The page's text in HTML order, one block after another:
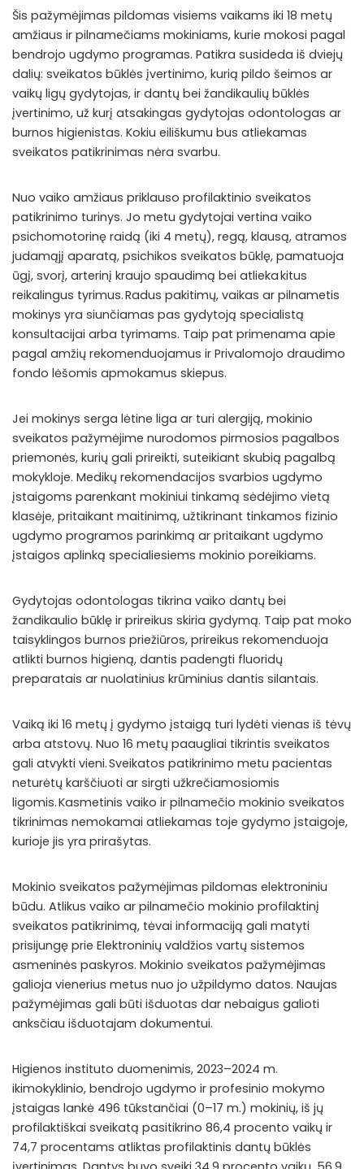
Šis pažymėjimas pildomas visiems vaikams iki 18 metų
amžiaus ir pilnamečiams mokiniams, kurie mokosi pagal
bendrojo ugdymo programas. Patikra susideda iš dviejų
dalių: sveikatos būklės įvertinimo, kurią pildo šeimos ar
vaikų ligų gydytojas, ir dantų bei žandikaulių būklės
įvertinimo, už kurį atsakingas gydytojas odontologas ar
burnos higienistas. Kokiu eiliškumu bus atliekamas
sveikatos patikrinimas nėra svarbu.
Nuo vaiko amžiaus priklauso profilaktinio sveikatos
patikrinimo turinys. Jo metu gydytojai vertina vaiko
psichomotorinę raidą (iki 4 metų), regą, klausą, atramos
judamąjį aparatą, psichikos sveikatos būklę, pamatuoja
ūgį, svorį, arterinį kraujo spaudimą bei atlieka kitus
reikalingus tyrimus. Radus pakitimų, vaikas ar pilnametis
mokinys yra siunčiamas pas gydytoją specialistą
konsultacijai arba tyrimams. Taip pat primenama apie
pagal amžių rekomenduojamus ir Privalomojo draudimo
fondo lėšomis apmokamus skiepus.
Jei mokinys serga lėtine liga ar turi alergiją, mokinio
sveikatos pažymėjime nurodomos pirmosios pagalbos
priemonės, kurių gali prireikti, suteikiant skubią pagalbą
mokykloje. Medikų rekomendacijos svarbios ugdymo
įstaigoms parenkant mokiniui tinkamą sėdėjimo vietą
klasėje, pritaikant maitinimą, užtikrinant tinkamos fizinio
ugdymo programos parinkimą ar pritaikant ugdymo
įstaigos aplinką specialiesiems mokinio poreikiams.
Gydytojas odontologas tikrina vaiko dantų bei
žandikaulio būklę ir prireikus skiria gydymą. Taip pat moko
taisyklingos burnos priežiūros, prireikus rekomenduoja
atlikti burnos higieną, dantis padengti fluoridų
preparatais ar nuolatinius krūminius dantis silantais.
Vaiką iki 16 metų į gydymo įstaigą turi lydėti vienas iš tėvų
arba atstovų. Nuo 16 metų paaugliai tikrintis sveikatos
gali atvykti vieni. Sveikatos patikrinimo metu pacientas
neturėtų karščiuoti ar sirgti užkrečiamosiomis
ligomis. Kasmetinis vaiko ir pilnamečio mokinio sveikatos
tikrinimas nemokamai atliekamas toje gydymo įstaigoje,
kurioje jis yra prirašytas.
Mokinio sveikatos pažymėjimas pildomas elektroniniu
būdu. Atlikus vaiko ar pilnamečio mokinio profilaktinį
sveikatos patikrinimą, tėvai informaciją gali matyti
prisijungę prie Elektroninių valdžios vartų sistemos
asmeninės paskyros. Mokinio sveikatos pažymėjimas
galioja vienerius metus nuo jo užpildymo datos. Naujas
pažymėjimas gali būti išduotas dar nebaigus galioti
anksčiau išduotajam dokumentui.
Higienos instituto duomenimis, 2023–2024 m.
ikimokyklinio, bendrojo ugdymo ir profesinio mokymo
įstaigas lankė 496 tūkstančiai (0–17 m.) mokinių, iš jų
profilaktiškai sveikatą pasitikrino 86,4 procento vaikų ir
74,7 procentams atliktas profilaktinis dantų būklės